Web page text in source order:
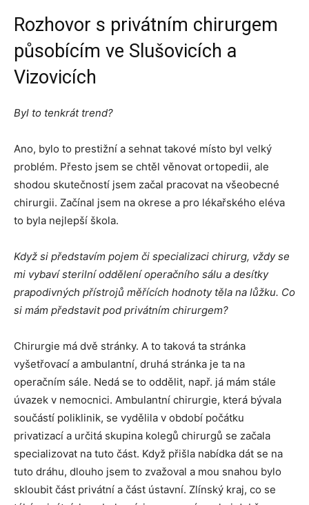
Rozhovor s privátním chirurgem
působícím ve Slušovicích a
Vizovicích
Byl to tenkrát trend?
Ano, bylo to prestižní a sehnat takové místo byl velký
problém. Přesto jsem se chtěl věnovat ortopedii, ale
shodou skutečností jsem začal pracovat na všeobecné
chirurgii. Začínal jsem na okrese a pro lékařského eléva
to byla nejlepší škola.
Když si představím pojem či specializaci chirurg, vždy se
mi vybaví sterilní oddělení operačního sálu a desítky
prapodivných přístrojů měřících hodnoty těla na lůžku. Co
si mám představit pod privátním chirurgem?
Chirurgie má dvě stránky. A to taková ta stránka
vyšetřovací a ambulantní, druhá stránka je ta na
operačním sále. Nedá se to oddělit, např. já mám stále
úvazek v nemocnici. Ambulantní chirurgie, která bývala
součástí poliklinik, se vydělila v období počátku
privatizací a určitá skupina kolegů chirurgů se začala
specializovat na tuto část. Když přišla nabídka dát se na
tuto dráhu, dlouho jsem to zvažoval a mou snahou bylo
skloubit část privátní a část ústavní. Zlínský kraj, co se